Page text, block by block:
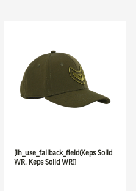
[ih_use_fallback_field(Keps Solid
WR, Keps Solid WR)]